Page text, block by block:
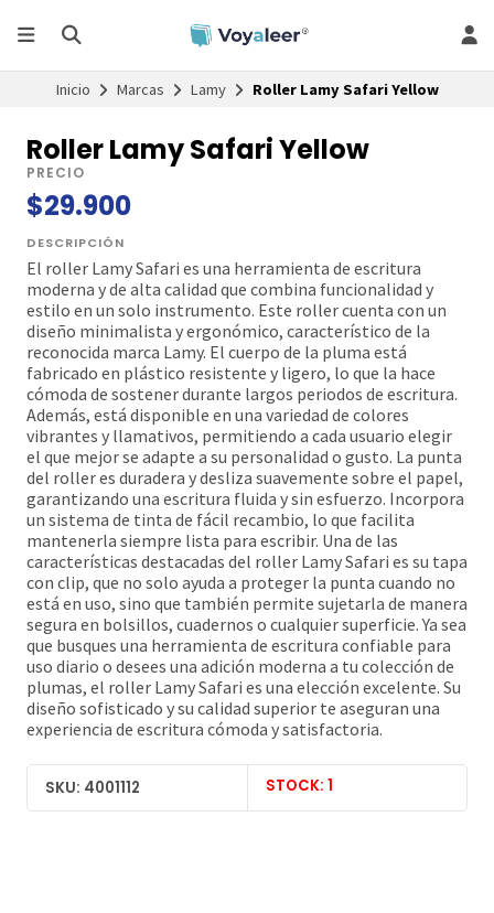
Inicio Marcas Lamy Roller Lamy Safari Yellow
Roller Lamy Safari Yellow
PRECIO
$29.900
DESCRIPCIÓN
El roller Lamy Safari es una herramienta de escritura
moderna y de alta calidad que combina funcionalidad y
estilo en un solo instrumento. Este roller cuenta con un
diseño minimalista y ergonómico, característico de la
reconocida marca Lamy. El cuerpo de la pluma está
fabricado en plástico resistente y ligero, lo que la hace
cómoda de sostener durante largos periodos de escritura.
Además, está disponible en una variedad de colores
vibrantes y llamativos, permitiendo a cada usuario elegir
el que mejor se adapte a su personalidad o gusto. La punta
del roller es duradera y desliza suavemente sobre el papel,
garantizando una escritura fluida y sin esfuerzo. Incorpora
un sistema de tinta de fácil recambio, lo que facilita
mantenerla siempre lista para escribir. Una de las
características destacadas del roller Lamy Safari es su tapa
con clip, que no solo ayuda a proteger la punta cuando no
está en uso, sino que también permite sujetarla de manera
segura en bolsillos, cuadernos o cualquier superficie. Ya sea
que busques una herramienta de escritura confiable para
uso diario o desees una adición moderna a tu colección de
plumas, el roller Lamy Safari es una elección excelente. Su
diseño sofisticado y su calidad superior te aseguran una
experiencia de escritura cómoda y satisfactoria.
SKU: 4001112 STOCK: 1